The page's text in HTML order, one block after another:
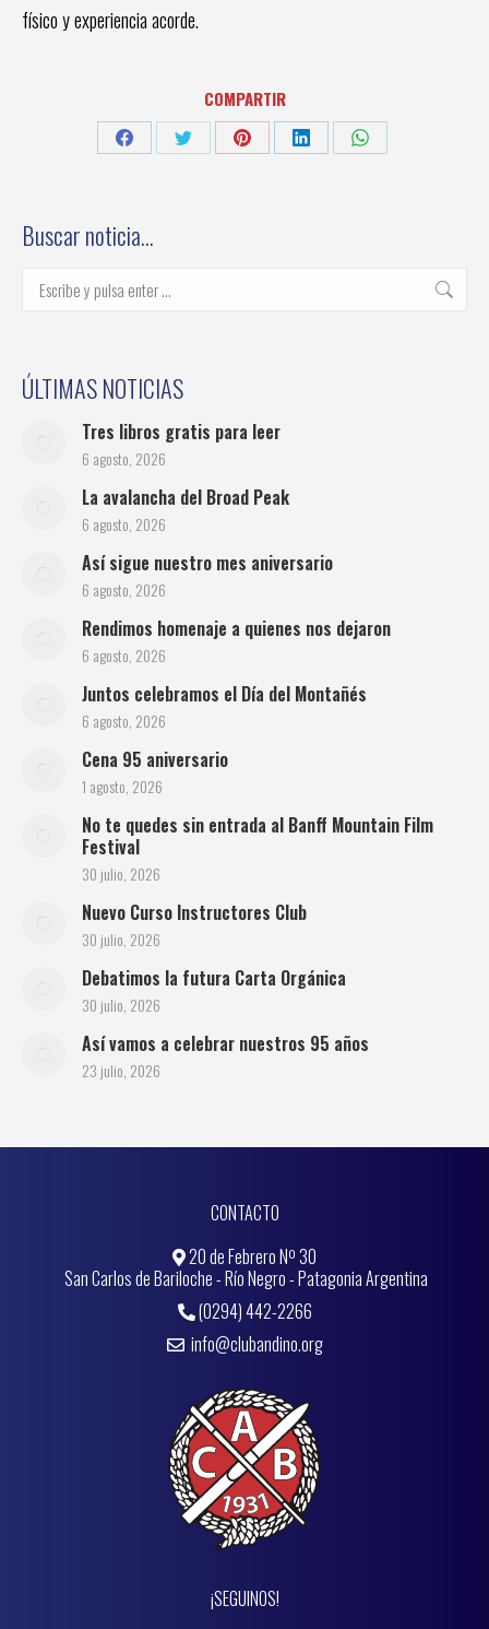
físico y experiencia acorde.
COMPARTIR
Share
Share
Share
Share
Share
Buscar noticia…
Buscar:
ÚLTIMAS NOTICIAS
Tres libros gratis para leer
6 agosto, 2026
La avalancha del Broad Peak
6 agosto, 2026
Así sigue nuestro mes aniversario
6 agosto, 2026
Rendimos homenaje a quienes nos dejaron
6 agosto, 2026
Juntos celebramos el Día del Montañés
6 agosto, 2026
Cena 95 aniversario
1 agosto, 2026
No te quedes sin entrada al Banff Mountain Film
Festival
30 julio, 2026
Nuevo Curso Instructores Club
30 julio, 2026
Debatimos la futura Carta Orgánica
30 julio, 2026
Así vamos a celebrar nuestros 95 años
23 julio, 2026
CONTACTO
20 de Febrero Nº 30
San Carlos de Bariloche - Río Negro - Patagonia Argentina
(0294) 442-2266
info@clubandino.org
¡SEGUINOS!